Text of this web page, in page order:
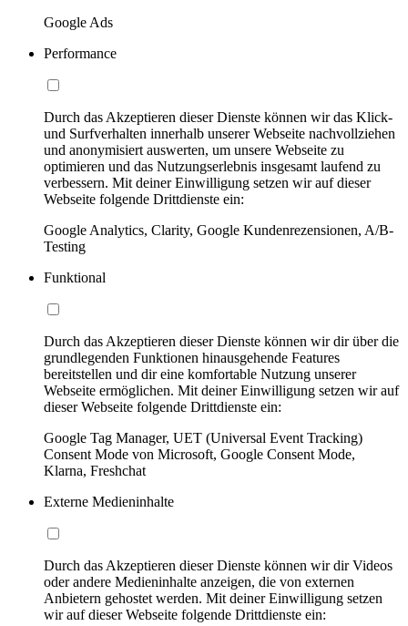
Google Ads
Performance
Durch das Akzeptieren dieser Dienste können wir das Klick-
und Surfverhalten innerhalb unserer Webseite nachvollziehen
und anonymisiert auswerten, um unsere Webseite zu
optimieren und das Nutzungserlebnis insgesamt laufend zu
verbessern. Mit deiner Einwilligung setzen wir auf dieser
Webseite folgende Drittdienste ein:
Google Analytics, Clarity, Google Kundenrezensionen, A/B-
Testing
Funktional
Durch das Akzeptieren dieser Dienste können wir dir über die
grundlegenden Funktionen hinausgehende Features
bereitstellen und dir eine komfortable Nutzung unserer
Webseite ermöglichen. Mit deiner Einwilligung setzen wir auf
dieser Webseite folgende Drittdienste ein:
Google Tag Manager, UET (Universal Event Tracking)
Consent Mode von Microsoft, Google Consent Mode,
Klarna, Freshchat
Externe Medieninhalte
Durch das Akzeptieren dieser Dienste können wir dir Videos
oder andere Medieninhalte anzeigen, die von externen
Anbietern gehostet werden. Mit deiner Einwilligung setzen
wir auf dieser Webseite folgende Drittdienste ein: